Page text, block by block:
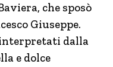
che sposò
Giuseppe.
dalla
e dolce